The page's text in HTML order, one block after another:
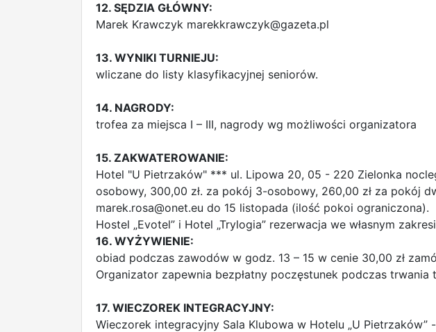
12. SĘDZIA GŁÓWNY:
Marek Krawczyk marekkrawczyk@gazeta.pl
13. WYNIKI TURNIEJU:
wliczane do listy klasyfikacyjnej seniorów.
14. NAGRODY:
trofea za miejsca I – III, nagrody wg możliwości organizatora
15. ZAKWATEROWANIE:
Hotel "U Pietrzaków" *** ul. Lipowa 20, 05 - 220 Zielonka
osobowy, 300,00 zł. za pokój 3-osobowy, 260,00 zł za pokój
marek.rosa@onet.eu do 15 listopada (ilość pokoi ograniczona).
Hostel „Evotel” i Hotel „Trylogia” rezerwacja we własnym
16. WYŻYWIENIE:
obiad podczas zawodów w godz. 13 – 15 w cenie 30,00 zł
Organizator zapewnia bezpłatny poczęstunek podczas
17. WIECZOREK INTEGRACYJNY:
Wieczorek integracyjny Sala Klubowa w Hotelu „U Pietrzaków”